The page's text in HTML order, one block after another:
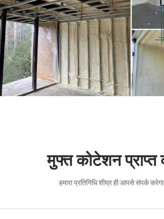
मुफ्त कोटेशन प्राप्त
हमारा प्रतिनिधि शीघ्र ही आपसे संपर्क